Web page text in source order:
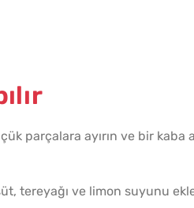
parçalara ayırın ve bir kaba
tereyağı ve limon suyunu